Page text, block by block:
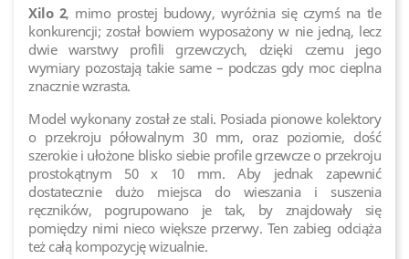
Xilo 2, mimo prostej budowy, wyróżnia się czymś na tle
konkurencji; został bowiem wyposażony w nie jedną, lecz
dwie warstwy profili grzewczych, dzięki czemu jego
wymiary pozostają takie same – podczas gdy moc cieplna
znacznie wzrasta.
Model wykonany został ze stali. Posiada pionowe kolektory
o przekroju półowalnym 30 mm, oraz poziomie, dość
szerokie i ułożone blisko siebie profile grzewcze o przekroju
prostokątnym 50 x 10 mm. Aby jednak zapewnić
dostatecznie dużo miejsca do wieszania i suszenia
ręczników, pogrupowano je tak, by znajdowały się
pomiędzy nimi nieco większe przerwy. Ten zabieg odciąża
też całą kompozycję wizualnie.